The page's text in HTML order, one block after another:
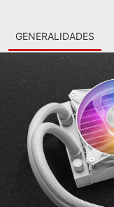
GENERALIDADES